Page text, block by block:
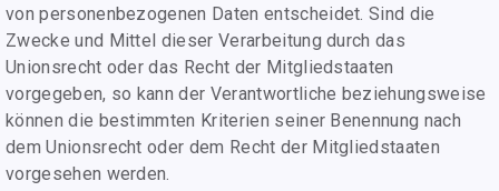
von personenbezogenen Daten entscheidet. Sind die
Zwecke und Mittel dieser Verarbeitung durch das
Unionsrecht oder das Recht der Mitgliedstaaten
vorgegeben, so kann der Verantwortliche beziehungsweise
können die bestimmten Kriterien seiner Benennung nach
dem Unionsrecht oder dem Recht der Mitgliedstaaten
vorgesehen werden.